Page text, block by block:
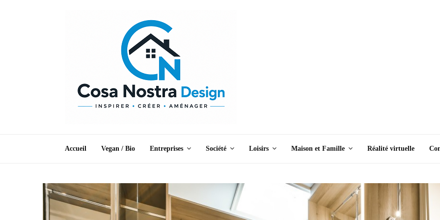
Accueil Vegan / Bio Entreprises Société Loisirs Maison et Famille Réalité virtuelle